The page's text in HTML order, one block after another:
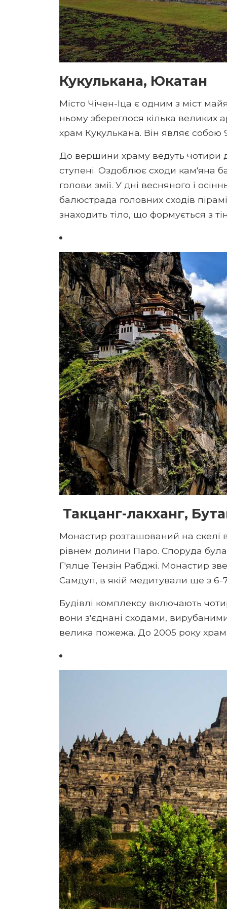
Кукулькана, Юкатан
Місто Чічен-Іца є одним з міст
ньому збереглося кілька великих
храм Кукулькана. Він являє собою
До вершини храму ведуть чотири
ступені. Оздоблює сходи кам'яна
голови змії. У дні весняного і
балюстрада головних сходів
знаходить тіло, що формується з
Такцанг-лакханг,
Монастир розташований на скелі
рівнем долини Паро. Споруда
Г'ялце Тензін Рабджі. Монастир
Самдуп, в якій медитували ще з 6-
Будівлі комплексу включають
вони з'єднані сходами,
велика пожежа. До 2005 року храм